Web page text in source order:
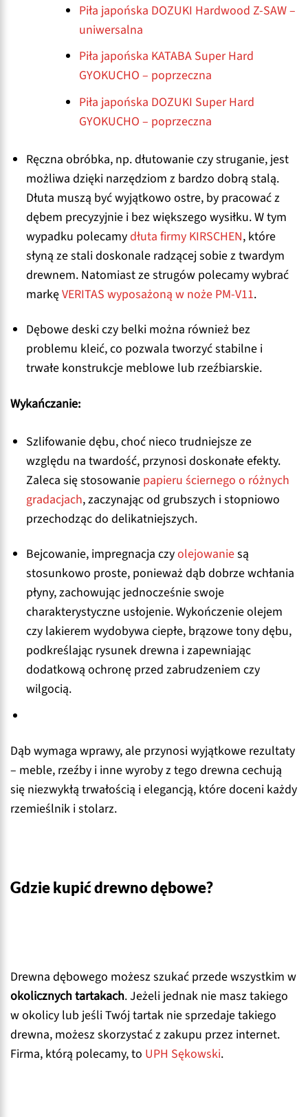
Piła japońska DOZUKI Hardwood Z-SAW –
uniwersalna
Piła japońska KATABA Super Hard
GYOKUCHO – poprzeczna
Piła japońska DOZUKI Super Hard
GYOKUCHO – poprzeczna
Ręczna obróbka, np. dłutowanie czy struganie, jest
możliwa dzięki narzędziom z bardzo dobrą stalą.
Dłuta muszą być wyjątkowo ostre, by pracować z
dębem precyzyjnie i bez większego wysiłku. W tym
wypadku polecamydłuta firmy KIRSCHEN, które
słyną ze stali doskonale radzącej sobie z twardym
drewnem. Natomiast ze strugów polecamy wybrać
markęVERITAS wyposażoną w noże PM-V11.
Dębowe deski czy belki można również bez
problemu kleić, co pozwala tworzyć stabilne i
trwałe konstrukcje meblowe lub rzeźbiarskie.
Wykańczanie:
Szlifowanie dębu, choć nieco trudniejsze ze
względu na twardość, przynosi doskonałe efekty.
Zaleca się stosowanie papieru ściernego o różnych
gradacjach, zaczynając od grubszych i stopniowo
przechodząc do delikatniejszych.
Bejcowanie, impregnacja czyolejowaniesą
stosunkowo proste, ponieważ dąb dobrze wchłania
płyny, zachowując jednocześnie swoje
charakterystyczne usłojenie. Wykończenie olejem
czy lakierem wydobywa ciepłe, brązowe tony dębu,
podkreślając rysunek drewna i zapewniając
dodatkową ochronę przed zabrudzeniem czy
wilgocią.
Dąb wymaga wprawy, ale przynosi wyjątkowe rezultaty
– meble, rzeźby i inne wyroby z tego drewna cechują
się niezwykłą trwałością i elegancją, które doceni każdy
rzemieślnik i stolarz.
Gdzie kupić drewno dębowe?
Drewna dębowego możesz szukać przede wszystkim w
okolicznych tartakach. Jeżeli jednak nie masz takiego
w okolicy lub jeśli Twój tartak nie sprzedaje takiego
drewna, możesz skorzystać z zakupu przez internet.
Firma, którą polecamy, to UPH Sękowski.